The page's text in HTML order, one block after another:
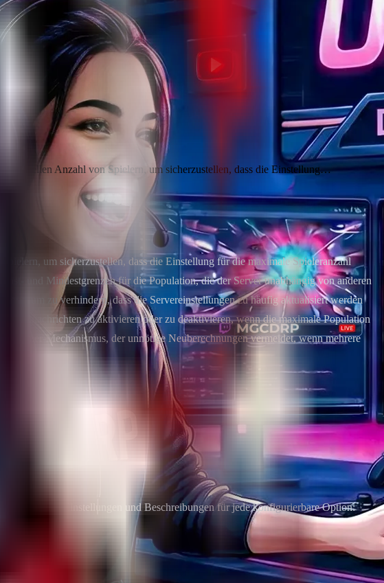
aktuellen Anzahl von Spielern, um sicherzustellen, dass die Einstellung…
um sicherzustellen, dass die Einstellung für die maximale Spieleranzahl
und Mindestgrenzen für die Population, die der Server unabhängig von anderen
um zu verhindern, dass die Servereinstellungen zu häufig aktualisiert werden
zu aktivieren oder zu deaktivieren, wenn die maximale Population
Timer-Mechanismus, der unnötige Neuberechnungen vermeidet, wenn mehrere
Standard-Einstellungen und Beschreibungen für jede konfigurierbare Option: